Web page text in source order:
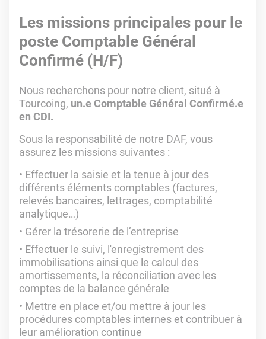
Les missions principales pour le
poste Comptable Général
Confirmé (H/F)
Nous recherchons pour notre client, situé à
Tourcoing, un.e Comptable Général Confirmé.e
en CDI.
Sous la responsabilité de notre DAF, vous
assurez les missions suivantes :
Effectuer la saisie et la tenue à jour des
différents éléments comptables (factures,
relevés bancaires, lettrages, comptabilité
analytique…)
Gérer la trésorerie de l’entreprise
Effectuer le suivi, l'enregistrement des
immobilisations ainsi que le calcul des
amortissements, la réconciliation avec les
comptes de la balance générale
Mettre en place et/ou mettre à jour les
procédures comptables internes et contribuer à
leur amélioration continue